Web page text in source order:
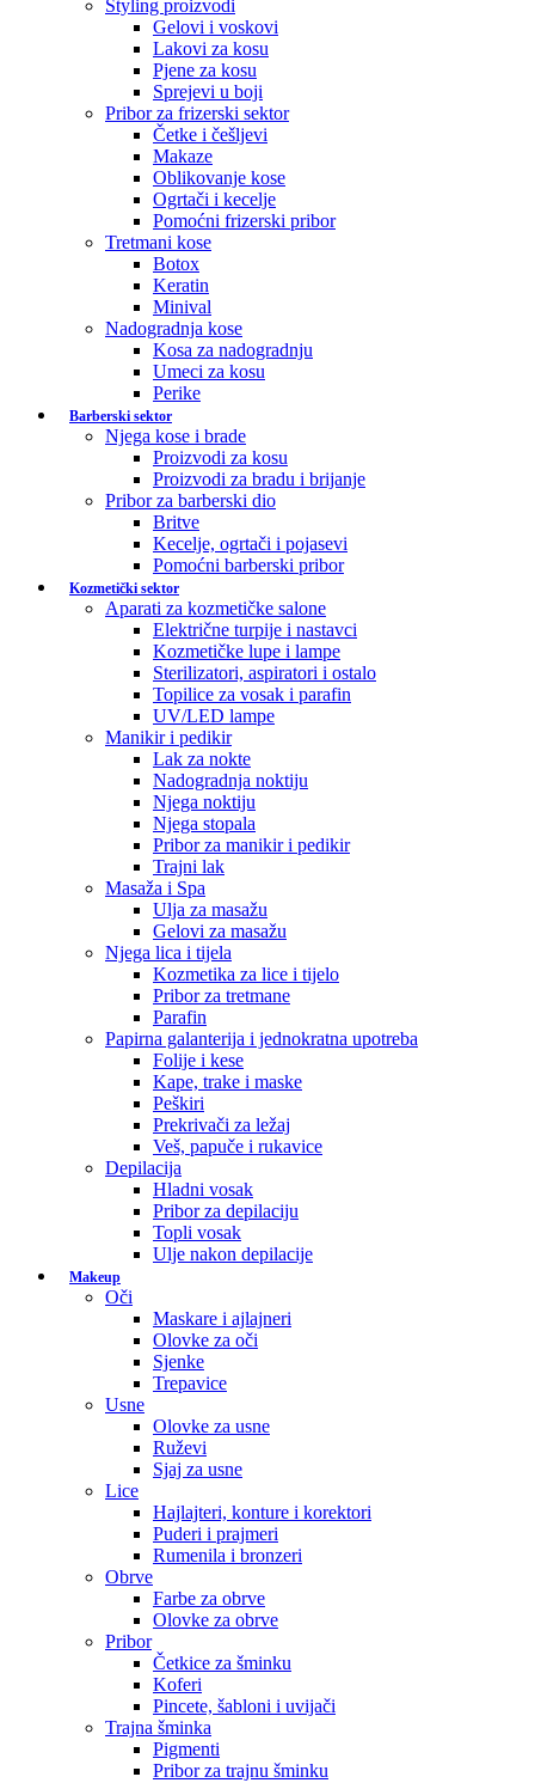
Styling proizvodi
Gelovi i voskovi
Lakovi za kosu
Pjene za kosu
Sprejevi u boji
Pribor za frizerski sektor
Četke i češljevi
Makaze
Oblikovanje kose
Ogrtači i kecelje
Pomoćni frizerski pribor
Tretmani kose
Botox
Keratin
Minival
Nadogradnja kose
Kosa za nadogradnju
Umeci za kosu
Perike
Barberski sektor
Njega kose i brade
Proizvodi za kosu
Proizvodi za bradu i brijanje
Pribor za barberski dio
Britve
Kecelje, ogrtači i pojasevi
Pomoćni barberski pribor
Kozmetički sektor
Aparati za kozmetičke salone
Električne turpije i nastavci
Kozmetičke lupe i lampe
Sterilizatori, aspiratori i ostalo
Topilice za vosak i parafin
UV/LED lampe
Manikir i pedikir
Lak za nokte
Nadogradnja noktiju
Njega noktiju
Njega stopala
Pribor za manikir i pedikir
Trajni lak
Masaža i Spa
Ulja za masažu
Gelovi za masažu
Njega lica i tijela
Kozmetika za lice i tijelo
Pribor za tretmane
Parafin
Papirna galanterija i jednokratna upotreba
Folije i kese
Kape, trake i maske
Peškiri
Prekrivači za ležaj
Veš, papuče i rukavice
Depilacija
Hladni vosak
Pribor za depilaciju
Topli vosak
Ulje nakon depilacije
Makeup
Oči
Maskare i ajlajneri
Olovke za oči
Sjenke
Trepavice
Usne
Olovke za usne
Ruževi
Sjaj za usne
Lice
Hajlajteri, konture i korektori
Puderi i prajmeri
Rumenila i bronzeri
Obrve
Farbe za obrve
Olovke za obrve
Pribor
Četkice za šminku
Koferi
Pincete, šabloni i uvijači
Trajna šminka
Pigmenti
Pribor za trajnu šminku